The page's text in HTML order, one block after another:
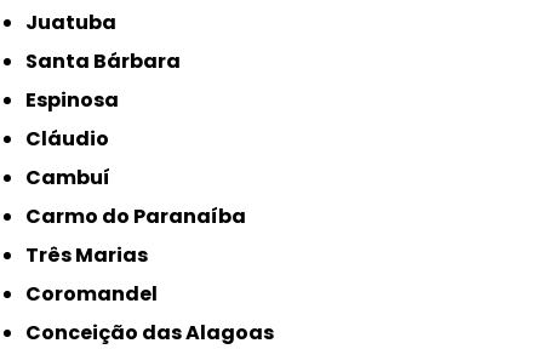
Juatuba
Santa Bárbara
Espinosa
Cláudio
Cambuí
Carmo do Paranaíba
Três Marias
Coromandel
Conceição das Alagoas